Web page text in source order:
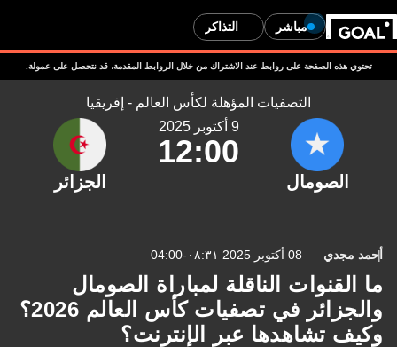
مباشر التذاكر
تحتوي هذه الصفحة على روابط عند الاشتراك من خلال الروابط المقدمة، قد نتحصل على عمولة.
التصفيات المؤهلة لكأس العالم - إفريقيا
9 أكتوبر 2025
12:00
أحمد مجدي 08 أكتوبر 2025 ٠٨:٣١-04:00
ما القنوات الناقلة لمباراة الصومال
والجزائر في تصفيات كأس العالم 2026؟
وكيف تشاهدها عبر الإنترنت؟